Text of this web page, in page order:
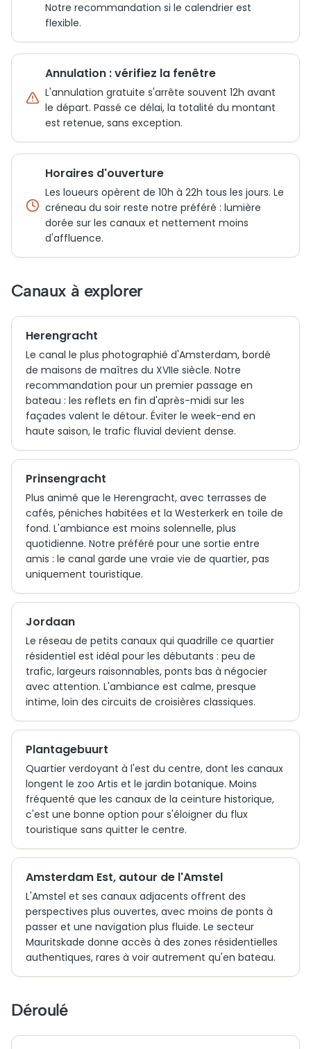
Notre recommandation si le calendrier est
flexible.
Annulation : vérifiez la fenêtre
L'annulation gratuite s'arrête souvent 12h avant
le départ. Passé ce délai, la totalité du montant
est retenue, sans exception.
Horaires d'ouverture
Les loueurs opèrent de 10h à 22h tous les jours. Le
créneau du soir reste notre préféré : lumière
dorée sur les canaux et nettement moins
d'affluence.
Canaux à explorer
Herengracht
Le canal le plus photographié d'Amsterdam, bordé
de maisons de maîtres du XVIIe siècle. Notre
recommandation pour un premier passage en
bateau : les reflets en fin d'après-midi sur les
façades valent le détour. Éviter le week-end en
haute saison, le trafic fluvial devient dense.
Prinsengracht
Plus animé que le Herengracht, avec terrasses de
cafés, péniches habitées et la Westerkerk en toile de
fond. L'ambiance est moins solennelle, plus
quotidienne. Notre préféré pour une sortie entre
amis : le canal garde une vraie vie de quartier, pas
uniquement touristique.
Jordaan
Le réseau de petits canaux qui quadrille ce quartier
résidentiel est idéal pour les débutants : peu de
trafic, largeurs raisonnables, ponts bas à négocier
avec attention. L'ambiance est calme, presque
intime, loin des circuits de croisières classiques.
Plantagebuurt
Quartier verdoyant à l'est du centre, dont les canaux
longent le zoo Artis et le jardin botanique. Moins
fréquenté que les canaux de la ceinture historique,
c'est une bonne option pour s'éloigner du flux
touristique sans quitter le centre.
Amsterdam Est, autour de l'Amstel
L'Amstel et ses canaux adjacents offrent des
perspectives plus ouvertes, avec moins de ponts à
passer et une navigation plus fluide. Le secteur
Mauritskade donne accès à des zones résidentielles
authentiques, rares à voir autrement qu'en bateau.
Déroulé